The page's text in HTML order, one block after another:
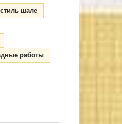
стиль шале
работы